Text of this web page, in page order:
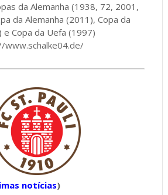
da Alemanha (1938, 72, 2001,
da Alemanha (2011), Copa da
e Copa da Uefa (1997)
www.schalke04.de/
notícias)